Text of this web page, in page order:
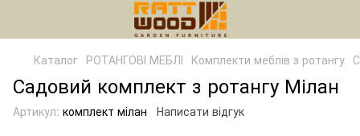
Каталог РОТАНГОВІ МЕБЛІ Комплекти меблів з ротангу
Садовий комплект з ротангу Мілан
Артикул: комплект мілан Написати відгук